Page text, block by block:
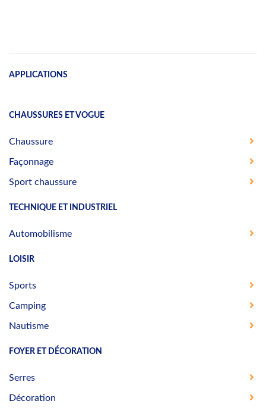
APPLICATIONS
CHAUSSURES ET VOGUE
Chaussure
Façonnage
Sport chaussure
TECHNIQUE ET INDUSTRIEL
Automobilisme
LOISIR
Sports
Camping
Nautisme
FOYER ET DÉCORATION
Serres
Décoration